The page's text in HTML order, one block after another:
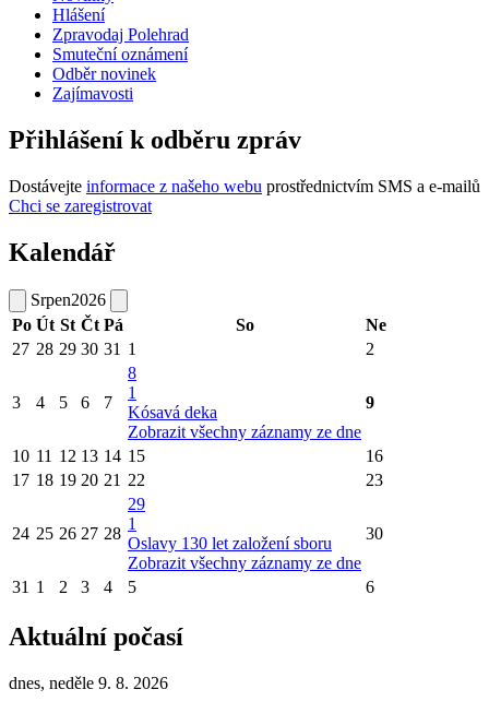
Hlášení
Zpravodaj Polehrad
Smuteční oznámení
Odběr novinek
Zajímavosti
Přihlášení k odběru zpráv
Dostávejte informace z našeho webu prostřednictvím SMS a e-mailů
Chci se zaregistrovat
Kalendář
Srpen2026
Po Út St Čt Pá So
Ne
27 28 29 30 31 1 2
3 4 5 6 7
8
1
Kósavá deka
Zobrazit všechny záznamy ze dne
9
10 11 12 13 14 15
16
17 18 19 20 21 22 23
24 25 26 27 28
29
1
Oslavy 130 let založení sboru
Zobrazit všechny záznamy ze dne
30
31 1 2 3 4 5 6
Aktuální počasí
dnes, neděle 9. 8. 2026